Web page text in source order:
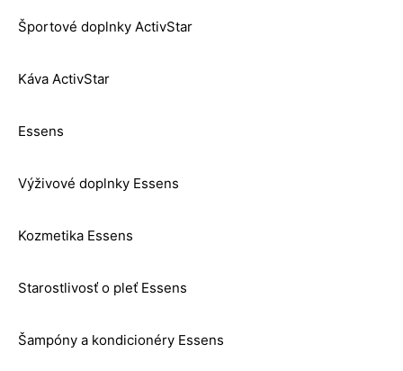
Športové doplnky ActivStar
Káva ActivStar
Essens
Výživové doplnky Essens
Kozmetika Essens
Starostlivosť o pleť Essens
Šampóny a kondicionéry Essens